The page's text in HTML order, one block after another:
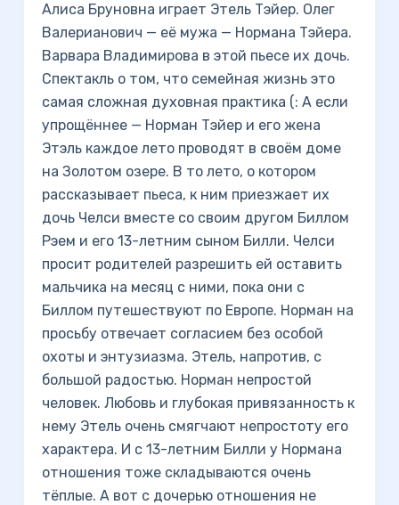
Алиса Бруновна играет Этель Тэйер. Олег
Валерианович — её мужа — Нормана Тэйера.
Варвара Владимирова в этой пьесе их дочь.
Спектакль о том, что семейная жизнь это
самая сложная духовная практика (: А если
упрощённее — Норман Тэйер и его жена
Этэль каждое лето проводят в своём доме
на Золотом озере. В то лето, о котором
рассказывает пьеса, к ним приезжает их
дочь Челси вместе со своим другом Биллом
Рэем и его 13-летним сыном Билли. Челси
просит родителей разрешить ей оставить
мальчика на месяц с ними, пока они с
Биллом путешествуют по Европе. Норман на
просьбу отвечает согласием без особой
охоты и энтузиазма. Этель, напротив, с
большой радостью. Норман непростой
человек. Любовь и глубокая привязанность к
нему Этель очень смягчают непростоту его
характера. И с 13-летним Билли у Нормана
отношения тоже складываются очень
тёплые. А вот с дочерью отношения не